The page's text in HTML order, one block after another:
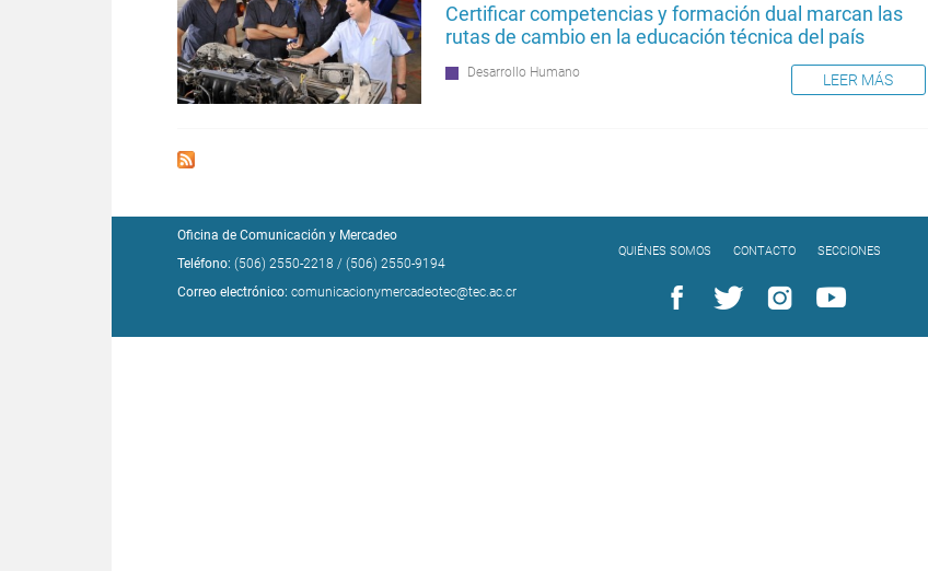
Certificar competencias y formación dual marcan las
rutas de cambio en la educación técnica del país
Desarrollo Humano LEER MÁS
Oficina de Comunicación y Mercadeo
Teléfono: (506) 2550-2218 / (506) 2550-9194
Correo electrónico: comunicacionymercadeotec@tec.ac.cr
QUIÉNES SOMOS CONTACTO SECCIONES